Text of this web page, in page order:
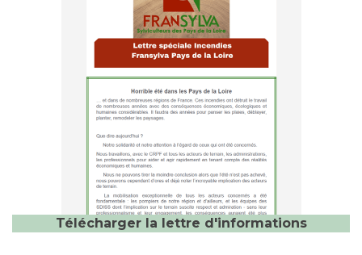
Télécharger la lettre d'informations